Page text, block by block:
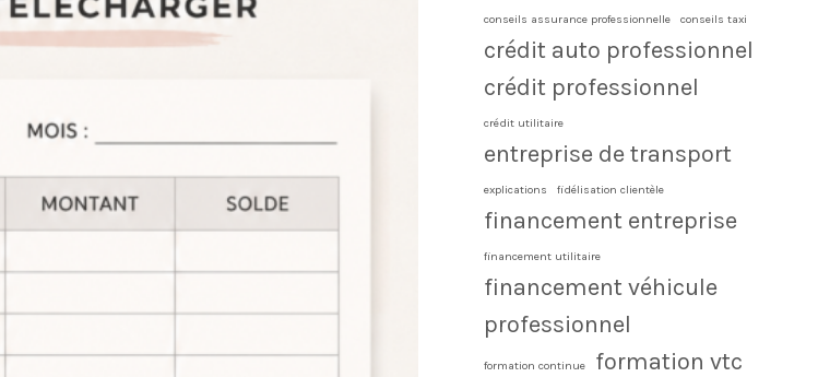
conseils assurance professionnelle conseils taxi
crédit auto professionnel
crédit professionnel
crédit utilitaire
entreprise de transport
explications fidélisation clientèle
financement entreprise
financement utilitaire
financement véhicule
professionnel
formation continue formation vtc